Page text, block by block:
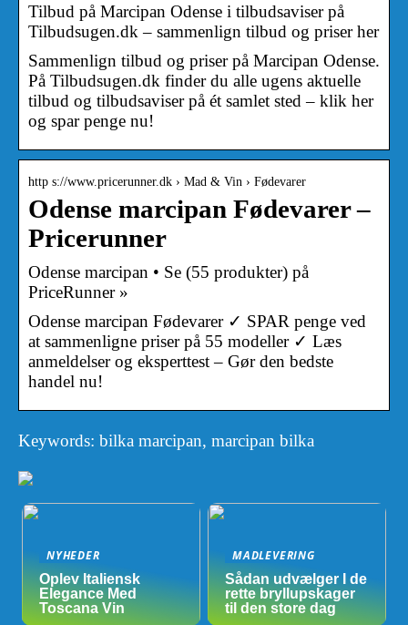
Tilbud på Marcipan Odense i tilbudsaviser på
Tilbudsugen.dk – sammenlign tilbud og priser her
Sammenlign tilbud og priser på Marcipan Odense.
På Tilbudsugen.dk finder du alle ugens aktuelle
tilbud og tilbudsaviser på ét samlet sted – klik her
og spar penge nu!
http s://www.pricerunner.dk › Mad & Vin › Fødevarer
Odense marcipan Fødevarer –
Pricerunner
Odense marcipan • Se (55 produkter) på
PriceRunner »
Odense marcipan Fødevarer ✓ SPAR penge ved
at sammenligne priser på 55 modeller ✓ Læs
anmeldelser og eksperttest – Gør den bedste
handel nu!
Keywords: bilka marcipan, marcipan bilka
NYHEDER
Oplev Italiensk
Elegance Med
Toscana Vin
MADLEVERING
Sådan udvælger I de
rette bryllupskager
til den store dag